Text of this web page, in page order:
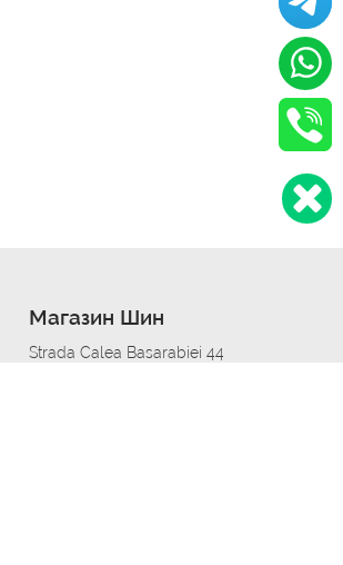
Магазин Шин
Strada Calea Basarabiei 44